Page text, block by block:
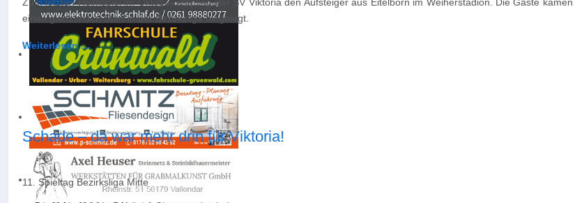
einen glänzenden Start in der Bezirksliga hingelegt.
Weiterlesen …
Schade – da war mehr drin für Viktoria!
11. Spieltag Bezirksliga Mitte